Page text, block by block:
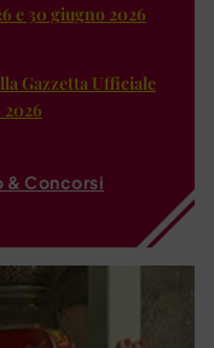
e 30 giugno 2026
Gazzetta Ufficiale
& Concorsi